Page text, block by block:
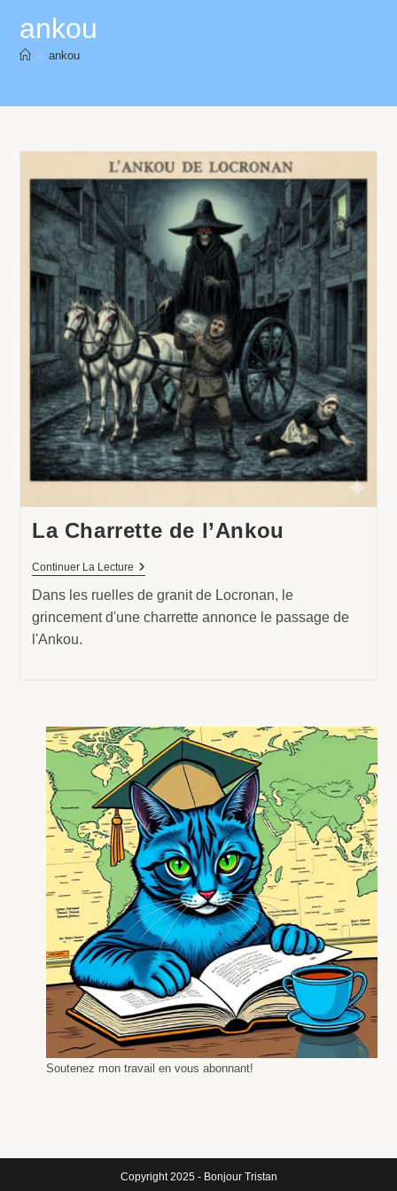
ankou
> ankou
La Charrette de l’Ankou
Continuer La LectureLa
De
L’Ankou
Dans les ruelles de granit de Locronan, le
grincement d'une charrette annonce le passage de
l'Ankou.
Soutenez mon travail en vous abonnant!
Copyright 2025 - Bonjour Tristan